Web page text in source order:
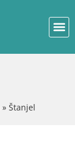
» Štanjel